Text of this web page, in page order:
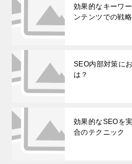
効果的なキーワ
ンテンツでの戦
SEO内部対策に
は？
効果的なSEOを
合のテクニック